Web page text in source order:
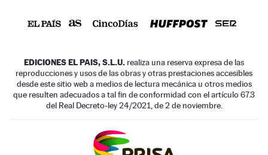
EDICIONES EL PAIS, S.L.U. realiza una reserva expresa de las
reproducciones y usos de las obras y otras prestaciones accesibles
desde este sitio web a medios de lectura mecánica u otros medios
que resulten adecuados a tal fin de conformidad con el artículo 67.3
del Real Decreto-ley 24/2021, de 2 de noviembre.